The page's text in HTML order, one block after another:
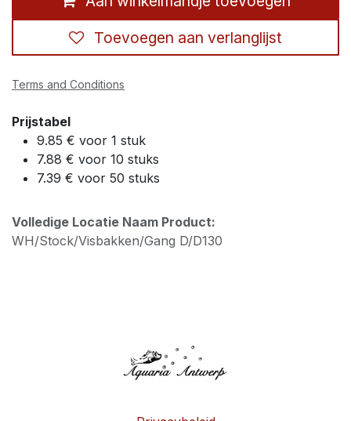
Toevoegen aan verlanglijst
Terms and Conditions
Prijstabel
9.85 € voor 1 stuk
7.88 € voor 10 stuks
7.39 € voor 50 stuks
Volledige Locatie Naam Product:
WH/Stock/Visbakken/Gang D/D130